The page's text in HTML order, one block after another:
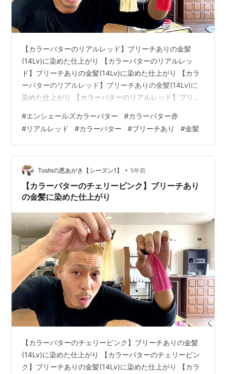
【カラーバターのリアルレッド】ブリーチありの金髪
(14Lv)に染めた仕上がり 【カラーバターのリアルレッ
ド】ブリーチありの金髪(14Lv)に染めた仕上がり 【カラ
ーバターのリアルレッド】ブリーチありの金髪(14Lv)に
染めた仕上がり 【カラーバターのリアルレッド】ブリー
リアルレッド】ブリーチありの金髪(14Lv)に染めた仕上
がり 【カラーバターのリアルレッド】ブリーチありの金
髪(14Lv)に染めた仕上がり 【カラーバターのリアルレッ
ド】ブリーチありの金髪(14Lv)に染めた仕上がり 【カラ
ーバターのリアルレッド】ブリーチありの金髪(14…
#エンシェールズカラーバター #カラーバター赤
#リアルレッド #カラーバター #ブリーチあり #金髪
Toshiの悪あがき【シーズン1】 • 5年前
【カラーバターのチェリーピンク】ブリーチあり
の金髪に染めた仕上がり
【カラーバターのチェリーピンク】ブリーチありの金髪
(14Lv)に染めた仕上がり 【カラーバターのチェリーピン
ク】ブリーチありの金髪(14Lv)に染めた仕上がり 【カラ